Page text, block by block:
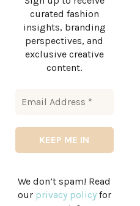
curated fashion
insights, branding
perspectives, and
exclusive creative
content.
We don’t spam! Read
our privacy policyfor